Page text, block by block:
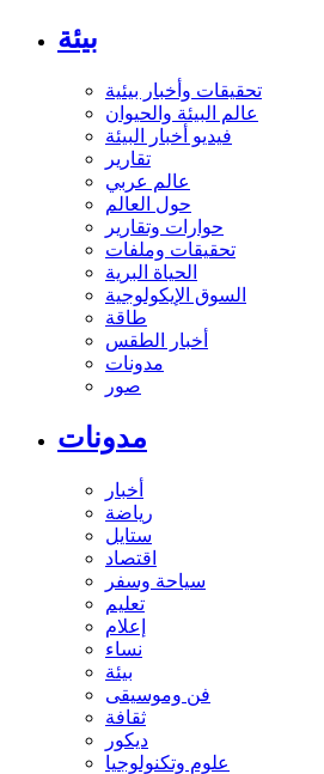
بيئة
تحقيقات وأخبار بيئية
عالم البيئة والحيوان
فيديو أخبار البيئة
تقارير
عالم عربي
حول العالم
حوارات وتقارير
تحقيقات وملفات
الحياة البرية
السوق الإيكولوجية
طاقة
أخبار الطقس
مدونات
صور
مدونات
أخبار
رياضة
ستايل
اقتصاد
سياحة وسفر
تعليم
إعلام
نساء
بيئة
فن وموسيقى
ثقافة
ديكور
علوم وتكنولوجيا